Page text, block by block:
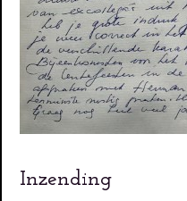
Inzending